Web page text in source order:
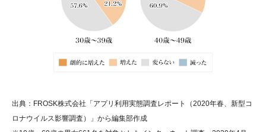
出典：FROSK株式会社「アプリ利用実態調査レポート（2020年春、新型コ
ロナウイルス影響調査）」から編集部作成